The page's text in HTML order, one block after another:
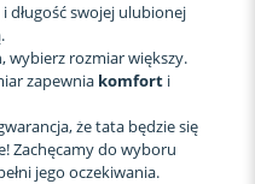
długość swojej ulubionej
wybierz rozmiar większy.
zapewnia komforti
że tata będzie się
Zachęcamy do wyboru
jego oczekiwania.